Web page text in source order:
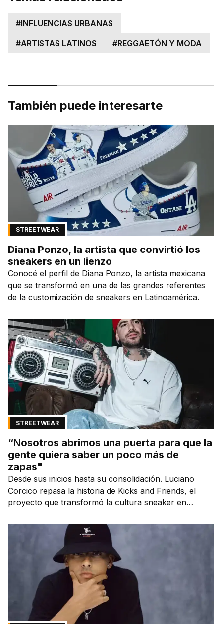
#INFLUENCIAS URBANAS
#ARTISTAS LATINOS #REGGAETÓN Y MODA
También puede interesarte
STREETWEAR
Diana Ponzo, la artista que convirtió los
sneakers en un lienzo
Conocé el perfil de Diana Ponzo, la artista mexicana
que se transformó en una de las grandes referentes
de la customización de sneakers en Latinoamérica.
STREETWEAR
“Nosotros abrimos una puerta para que la
gente quiera saber un poco más de
zapas"
Desde sus inicios hasta su consolidación. Luciano
Corcico repasa la historia de Kicks and Friends, el
proyecto que transformó la cultura sneaker en